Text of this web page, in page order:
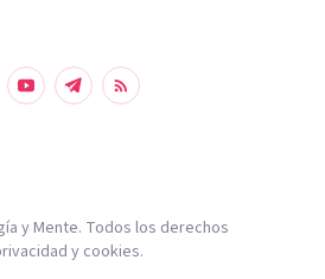
y Mente. Todos los derechos
y cookies.